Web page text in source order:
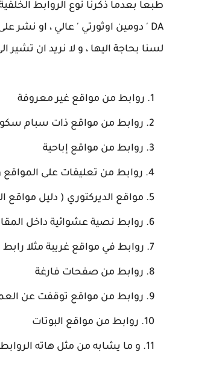
طبعا بعدما ذكرنا نوع الروابط
DA ' دومين اوثورتي ' عالي ، او نشر على منتديات ضخمة مثل
لسنا بحاجة اليها ، و لا نريد ان تشير
روابط من مواقع غير معروفة
روابط من مواقع ذات سبام
روابط من مواقع إباحية
روابط من تعليقات على المواقع
مواقع الديركتوري ( دليل مواقع
روابط نصية عشوائية داخل
روابط في مواقع غريبة مثلا
روابط من صفحات فارغة
روابط من مواقع توقفت عن
روابط من مواقع البوتات
و ما يشابه من مثل هاته